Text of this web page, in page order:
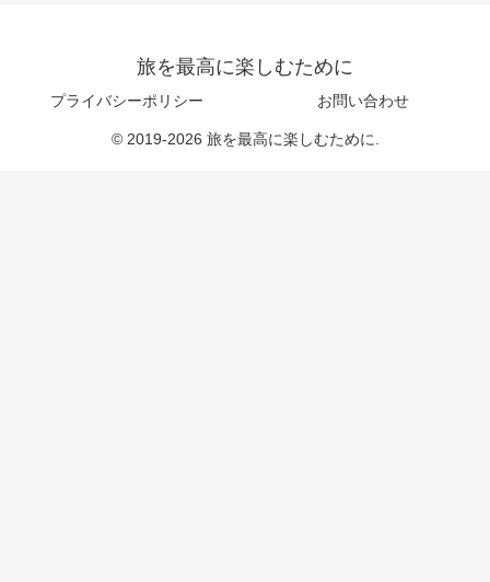
旅を最高に楽しむために
プライバシーポリシー お問い合わせ
© 2019-2026 旅を最高に楽しむために.